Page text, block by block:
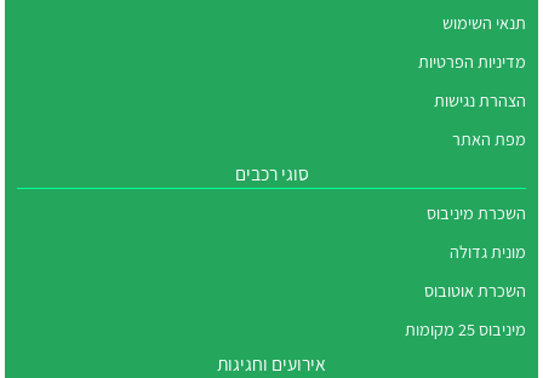
תנאי השימוש
מדיניות הפרטיות
הצהרת נגישות
מפת האתר
סוגי רכבים
השכרת מיניבוס
מונית גדולה
השכרת אוטובוס
מיניבוס 25 מקומות
אירועים וחגיגות